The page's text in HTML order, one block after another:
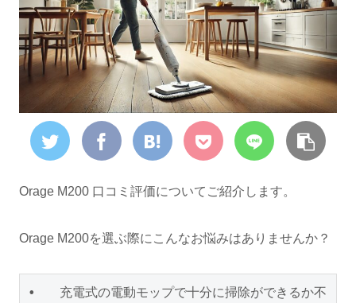
Orage M200 口コミ評価についてご紹介します。
Orage M200を選ぶ際にこんなお悩みはありませんか？
•   充電式の電動モップで十分に掃除ができるか不